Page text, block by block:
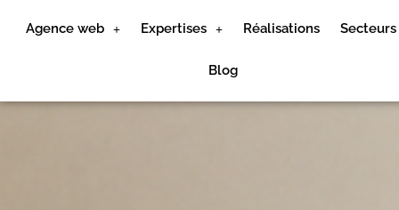
Agence web Expertises Réalisations Secteurs
Blog